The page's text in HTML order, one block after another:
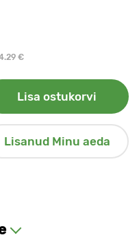
€
Lisa ostukorvi
Lisanud Minu aeda